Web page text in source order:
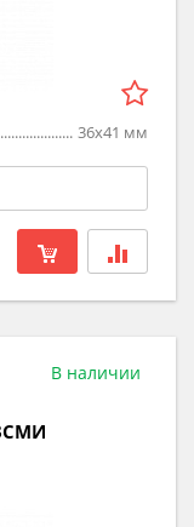
36х41 мм
В наличии